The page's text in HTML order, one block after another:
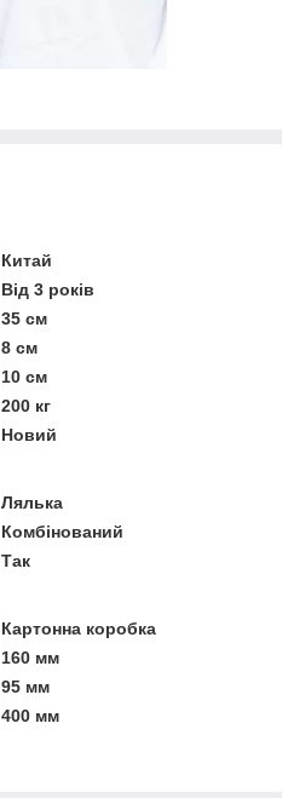
Китай
Від 3 років
35 см
8 см
10 см
200 кг
Новий
Лялька
Комбінований
Так
Картонна коробка
160 мм
95 мм
400 мм